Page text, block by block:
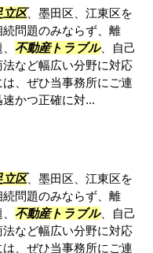
立区、墨田区、江東区を
問題のみならず、離
不動産トラブル、自己
など幅広い分野に対応
、ぜひ当事務所にご連
かつ正確に対...
立区、墨田区、江東区を
問題のみならず、離
不動産トラブル、自己
など幅広い分野に対応
、ぜひ当事務所にご連